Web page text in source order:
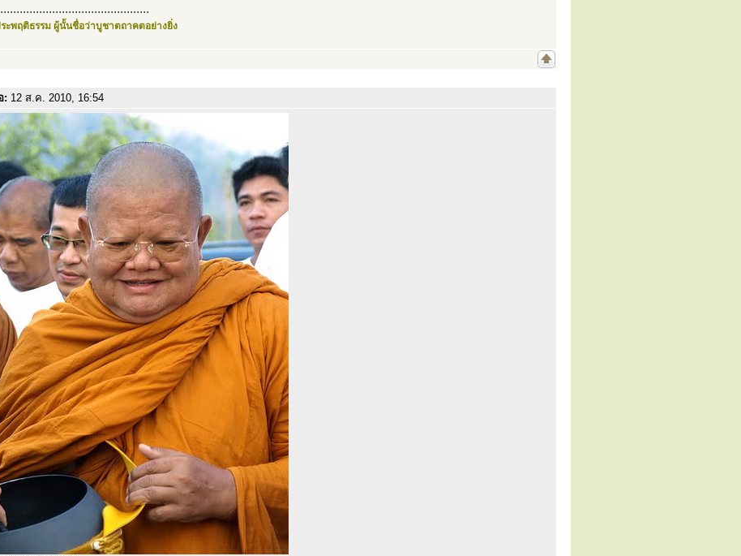
ะพฤติธรรม ผู้นั้นชื่อว่าบูชาตถาคตอย่างยิ่ง
: 12 ส.ค. 2010, 16:54